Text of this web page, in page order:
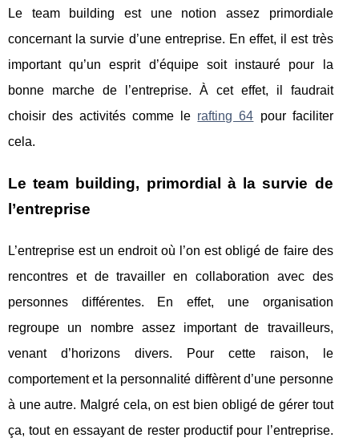
Le team building est une notion assez primordiale
concernant la survie d’une entreprise. En effet, il est très
important qu’un esprit d’équipe soit instauré pour la
bonne marche de l’entreprise. À cet effet, il faudrait
choisir des activités comme le rafting 64 pour faciliter
cela.
Le team building, primordial à la survie de
l’entreprise
L’entreprise est un endroit où l’on est obligé de faire des
rencontres et de travailler en collaboration avec des
personnes différentes. En effet, une organisation
regroupe un nombre assez important de travailleurs,
venant d’horizons divers. Pour cette raison, le
comportement et la personnalité diffèrent d’une personne
à une autre. Malgré cela, on est bien obligé de gérer tout
ça, tout en essayant de rester productif pour l’entreprise.